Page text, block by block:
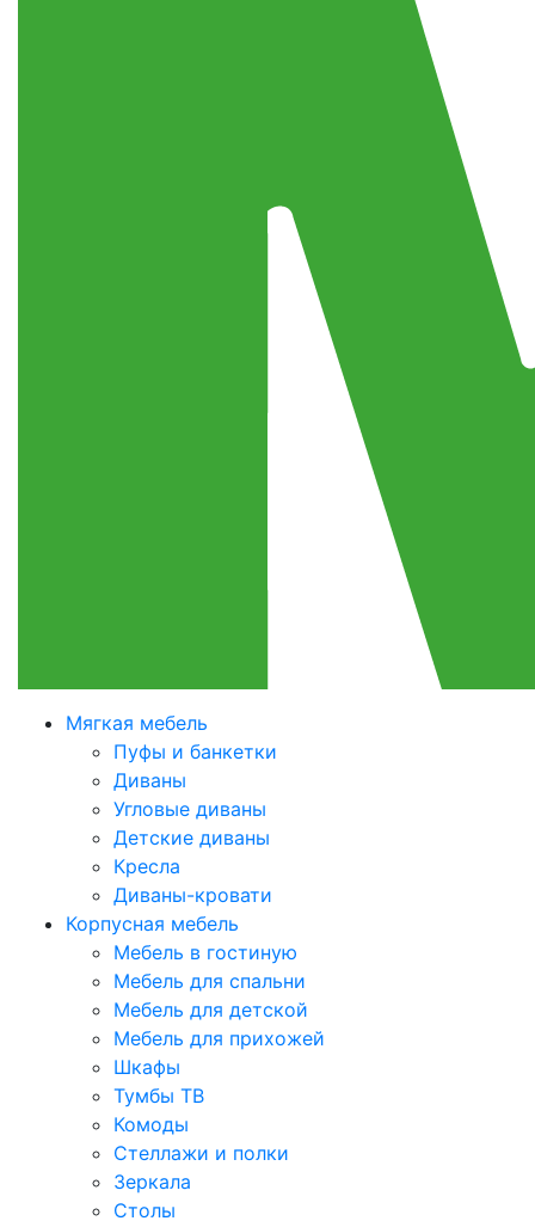
Мягкая мебель
Пуфы и банкетки
Диваны
Угловые диваны
Детские диваны
Кресла
Диваны-кровати
Корпусная мебель
Мебель в гостиную
Мебель для спальни
Мебель для детской
Мебель для прихожей
Шкафы
Тумбы ТВ
Комоды
Стеллажи и полки
Зеркала
Столы